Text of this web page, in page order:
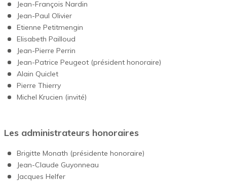
Jean-François Nardin
Jean-Paul Olivier
Etienne Petitmengin
Elisabeth Pailloud
Jean-Pierre Perrin
Jean-Patrice Peugeot (président honoraire)
Alain Quiclet
Pierre Thierry
Michel Krucien (invité)
Les administrateurs honoraires
Brigitte Monath (présidente honoraire)
Jean-Claude Guyonneau
Jacques Helfer